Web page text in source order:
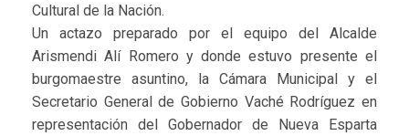
Cultural de la Nación.
Un actazo preparado por el equipo del Alcalde
Arismendi Alí Romero y donde estuvo presente el
burgomaestre asuntino, la Cámara Municipal y el
Secretario General de Gobierno Vaché Rodríguez en
representación del Gobernador de Nueva Esparta